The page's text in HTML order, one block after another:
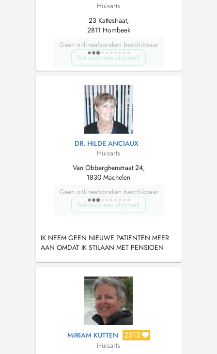
Huisarts
23 Kattestraat,
2811 Hombeek
Geen onlineafspraken beschikbaar
Bel voor een afspraak
DR. HILDE ANCIAUX
Huisarts
Van Obberghenstraat 24,
1830 Machelen
Geen onlineafspraken beschikbaar
Bel voor een afspraak
IK NEEM GEEN NIEUWE PATIENTEN MEER
AAN OMDAT IK STILAAN MET PENSIOEN
MIRIAM KUTTEN 2512
Huisarts